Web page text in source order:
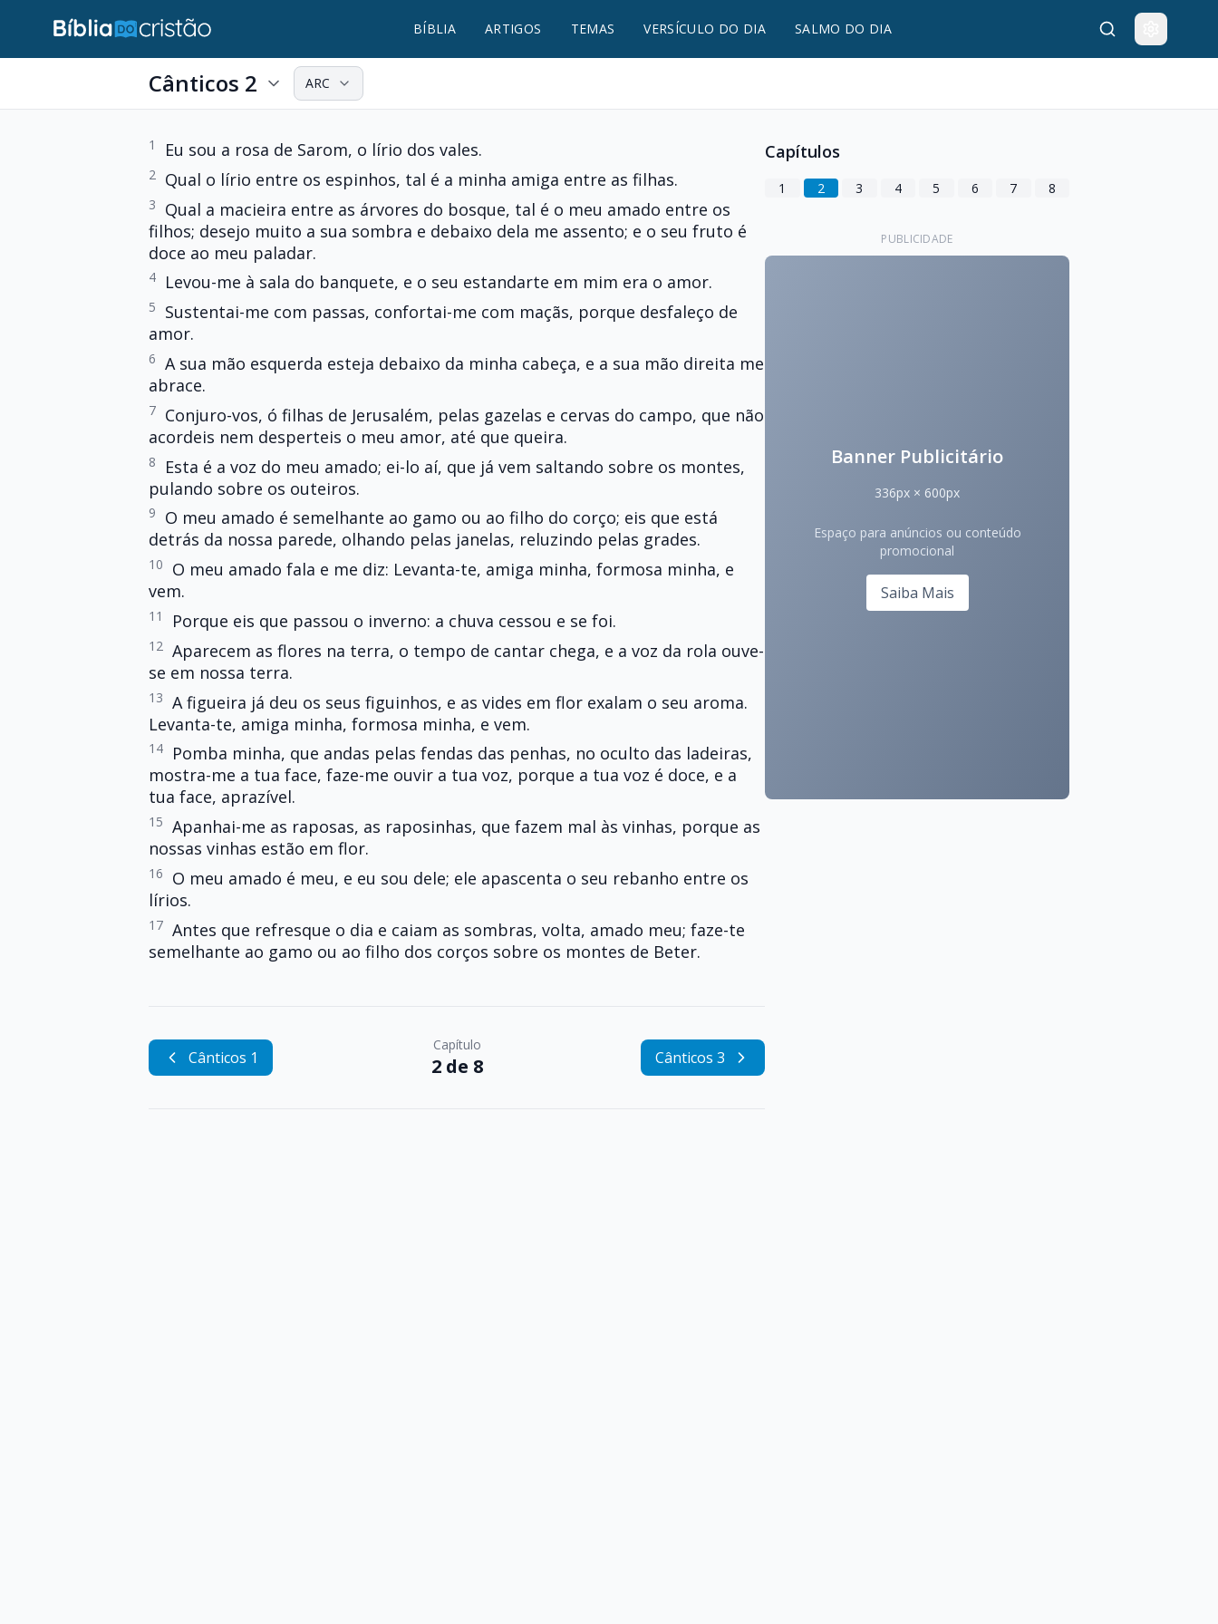
BÍBLIA ARTIGOS TEMAS VERSÍCULO DO DIA SALMO DO DIA
Cânticos 2 ARC
1 Eu sou a rosa de Sarom, o lírio dos vales.
2 Qual o lírio entre os espinhos, tal é a minha amiga entre as filhas.
3
Qual a macieira entre as árvores do bosque, tal é o meu amado entre os
filhos; desejo muito a sua sombra e debaixo dela me assento; e o seu fruto é
doce ao meu paladar.
4 Levou-me à sala do banquete, e o seu estandarte em mim era o amor.
5
Sustentai-me com passas, confortai-me com maçãs, porque desfaleço de
amor.
6 A sua mão esquerda esteja debaixo da minha cabeça, e a sua mão direita me
abrace.
7 Conjuro-vos, ó filhas de Jerusalém, pelas gazelas e cervas do campo, que não
acordeis nem desperteis o meu amor, até que queira.
8
Esta é a voz do meu amado; ei-lo aí, que já vem saltando sobre os montes,
pulando sobre os outeiros.
9
O meu amado é semelhante ao gamo ou ao filho do corço; eis que está
detrás da nossa parede, olhando pelas janelas, reluzindo pelas grades.
10
O meu amado fala e me diz: Levanta-te, amiga minha, formosa minha, e
vem.
11 Porque eis que passou o inverno: a chuva cessou e se foi.
12 Aparecem as flores na terra, o tempo de cantar chega, e a voz da rola ouve-
se em nossa terra.
13 A figueira já deu os seus figuinhos, e as vides em flor exalam o seu aroma.
Levanta-te, amiga minha, formosa minha, e vem.
14
Pomba minha, que andas pelas fendas das penhas, no oculto das ladeiras,
mostra-me a tua face, faze-me ouvir a tua voz, porque a tua voz é doce, e a
tua face, aprazível.
15 Apanhai-me as raposas, as raposinhas, que fazem mal às vinhas, porque as
nossas vinhas estão em flor.
16
O meu amado é meu, e eu sou dele; ele apascenta o seu rebanho entre os
lírios.
17 Antes que refresque o dia e caiam as sombras, volta, amado meu; faze-te
semelhante ao gamo ou ao filho dos corços sobre os montes de Beter.
Cânticos 1
Capítulo
2 de 8 Cânticos 3
Capítulos
1 2 3 4 5 6 7 8
PUBLICIDADE
Banner Publicitário
336px × 600px
Espaço para anúncios ou conteúdo
promocional
Saiba Mais